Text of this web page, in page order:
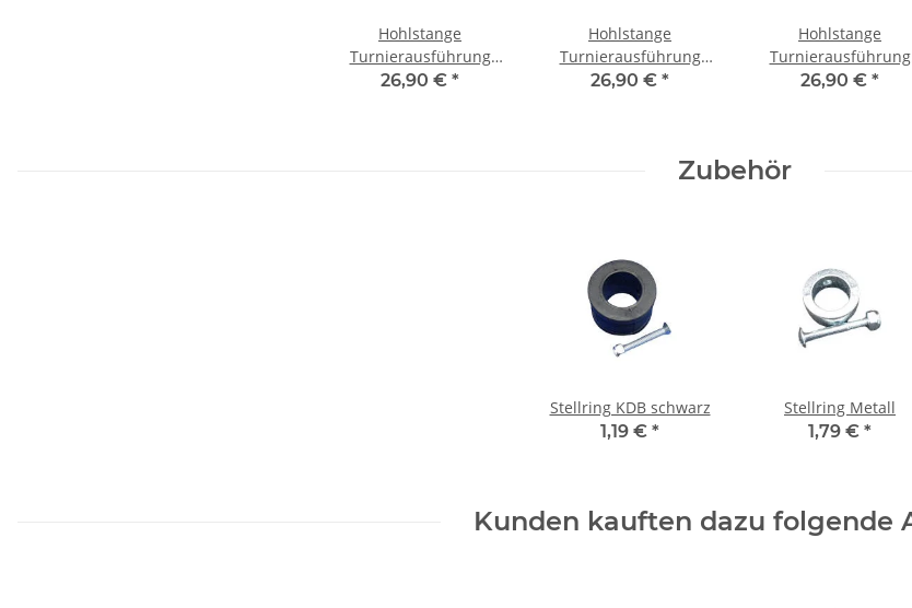
Hohlstange
Turnierausführung
Contus® L4 2 - Loch
26,90 € *
Hohlstange
Turnierausführung
Contus® L4 3 - Loch
26,90 € *
Hohlstange
Turnierausführung
Contus® L4 5 - Loch
26,90 € *
Zubehör
Stellring KDB schwarz
1,19 € *
Stellring Metall
1,79 € *
Kunden kauften dazu folgende